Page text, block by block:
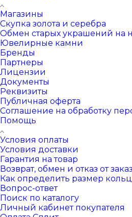
Магазины
Скупка золота и серебра
Обмен старых украшений на
Ювелирные камни
Бренды
Партнеры
Лицензии
Документы
Реквизиты
Публичная оферта
Соглашение на обработку
Помощь
Условия оплаты
Условия доставки
Гарантия на товар
Возврат, обмен и отказ от
Как определить размер
Вопрос-ответ
Поиск по каталогу
Личный кабинет покупателя